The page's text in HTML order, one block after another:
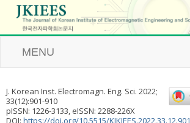
MENU
J. Korean Inst. Electromagn. Eng. Sci. 2022;
33(12):901-910
pISSN: 1226-3133, eISSN: 2288-226X